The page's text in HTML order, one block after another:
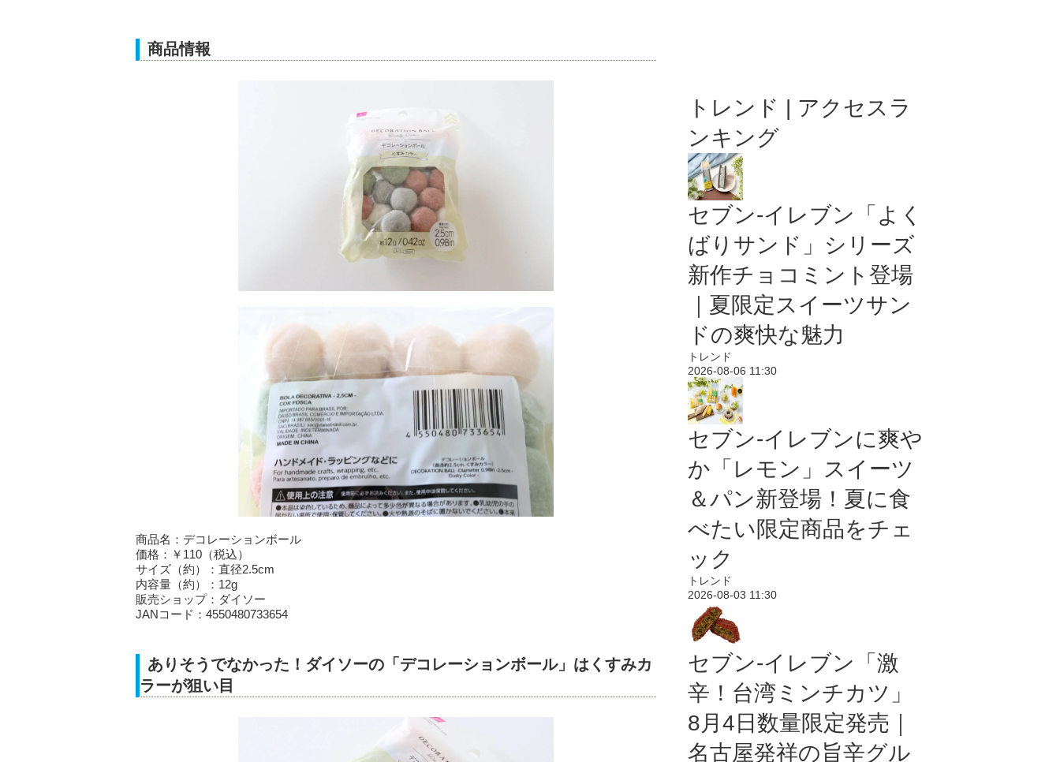
商品情報
商品名：デコレーションボール
価格：￥110（税込）
サイズ（約）：直径2.5cm
内容量（約）：12g
販売ショップ：ダイソー
JANコード：4550480733654
ありそうでなかった！ダイソーの「デコレーションボール」はくすみカ
ラーが狙い目
トレンド | アクセスラ
ンキング
セブン‐イレブン「よく
ばりサンド」シリーズ
新作チョコミント登場
｜夏限定スイーツサン
ドの爽快な魅力
トレンド
2026-08-06 11:30
セブン‐イレブンに爽や
か「レモン」スイーツ
＆パン新登場！夏に食
べたい限定商品をチェ
ック
トレンド
2026-08-03 11:30
セブン-イレブン「激
辛！台湾ミンチカツ」
8月4日数量限定発売｜
名古屋発祥の旨辛グル